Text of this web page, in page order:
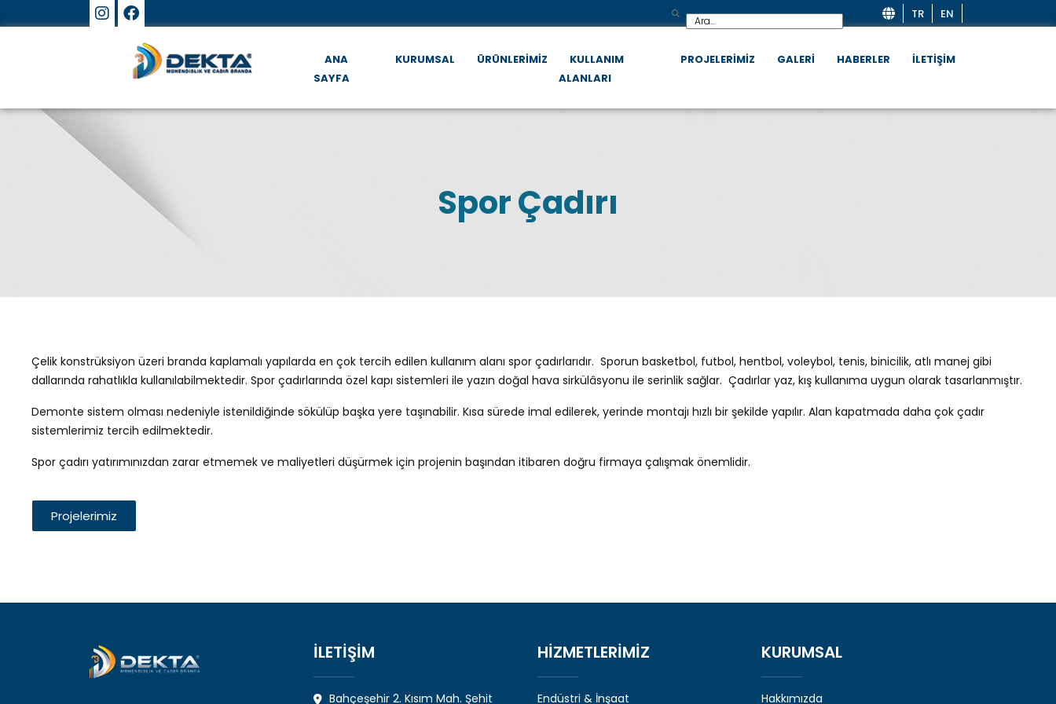
TR EN
ANA
SAYFA
KURUMSAL ÜRÜNLERİMİZ
KULLANIM
ALANLARI
PROJELERİMİZ GALERİ HABERLER İLETİŞİM
Spor Çadırı
Çelik konstrüksiyon üzeri branda kaplamalı yapılarda en çok tercih edilen kullanım alanı spor çadırlarıdır. Sporun basketbol, futbol, hentbol, voleybol, tenis, binicilik, atlı manej gibi
dallarında rahatlıkla kullanılabilmektedir. Spor çadırlarında özel kapı sistemleri ile yazın doğal hava sirkülâsyonu ile serinlik sağlar. Çadırlar yaz, kış kullanıma uygun olarak tasarlanmıştır.
Demonte sistem olması nedeniyle istenildiğinde sökülüp başka yere taşınabilir. Kısa sürede imal edilerek, yerinde montajı hızlı bir şekilde yapılır. Alan kapatmada daha çok çadır
sistemlerimiz tercih edilmektedir.
Spor çadırı yatırımınızdan zarar etmemek ve maliyetleri düşürmek için projenin başından itibaren doğru firmaya çalışmak önemlidir.
Projelerimiz
İLETİŞİM
Bahçeşehir 2. Kısım Mah. Şehit
HİZMETLERİMİZ
Endüstri & İnşaat
KURUMSAL
Hakkımızda